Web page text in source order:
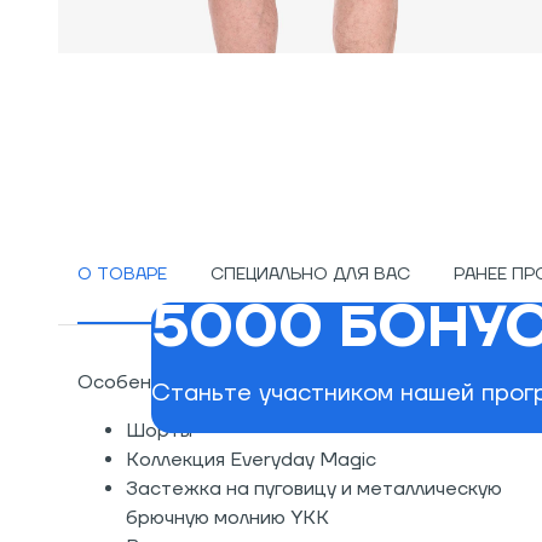
О ТОВАРЕ СПЕЦИАЛЬНО ДЛЯ ВАС РАНЕЕ
Особенности:
Шорты
Коллекция Everyday Magic
Застежка на пуговицу и металлическую
брючную молнию YKK
5000
Станьте участником нашей